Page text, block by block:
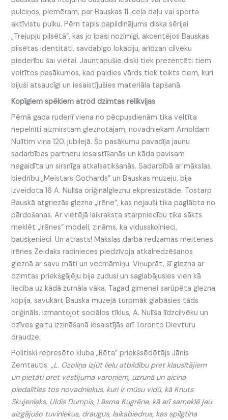
pulciņos, piemēram, par Bauskas 11. ceļa daļu vai sporta
aktīvistu pulku. Pērn tapis papildinājums diska sērijai
„Trejupju pilsētā”, kas jo īpaši nozīmīgi, akcentējos Bauskas
pilsētas identitāti, savdabīgo lokāciju, arīdzan cilvēku
piederību šai vietai. Jauntapušie diski tiek prezentēti tiem
veltītos pasākumos, kad paldies vārds tiek teikts tiem, kuri
bijuši atsaucīgi un iesaistījušies materiāla tapšanā.
Kopīgiem spēkiem atrod dzimtas relikvijas
Pērnā gada rudenī viena no pēcpusdienām tika veltīta
nepelnīti aizmirstam gleznotājam, novadniekam Arnoldam
Nulītim viņa 120. jubilejā. Šo pasākumu pavadīja jaunu
sadarbības partneru iesaistīšanās un kāda pavisam
negaidīta un sirsnīga atkalsatikšanās. Sadarbībā ar mākslas
biedrību „Meistars Gothards” un Bauskas muzeju, bija
izveidota 16 A. Nulīša oriģinālgleznu ekpresizstāde. Tostarp
Bauskā atgriezās glezna „Irēne”, kas nejauši tika paglābta no
pārdošanas. Ar vietējā laikraksta starpniecību tika sākts
meklēt „Irēnes” modeli, zināms, ka vidusskolnieci,
baušķenieci. Un atrasts! Mākslas darbā redzamās meitenes
Irēnes Zeidaks radinieces piedzīvoja atkalredzēšanos
gleznā ar savu māti un vecmāmiņu. Viņuprāt, šī glezna ar
dzimtas priekšgājēju bija zudusi un saglabājusies vien kā
liecība uz kādā žurnāla vāka. Tagad ģimenei sarūpēta glezna
kopija, savukārt Bauska muzejā turpmāk glabāsies tāds
oriģināls. Izmantojot sociālos tīklus, A. Nulīša līdzcilvēku un
dzīves gaitu izzināšanā iesaistījās arī Toronto Dievturu
draudze.
Politiski represēto kluba „Rēta” priekšsēdētājs Jānis
Zemtautis:„L. Ozoliņa izjūt lielu atbildību pret klausītājiem
un pietāti pret vēstījuma varoņiem, uzrunā un aicina
piedalīties tos novadniekus, kuri ir mūsu vidū, kā Knuts
Skujenieks, Uldis Dumpis, Lāsma Kugrēna, kā arī sameklē jau
aizgājušo tuviniekus, draugus, laikabiedrus, kas spilgtina